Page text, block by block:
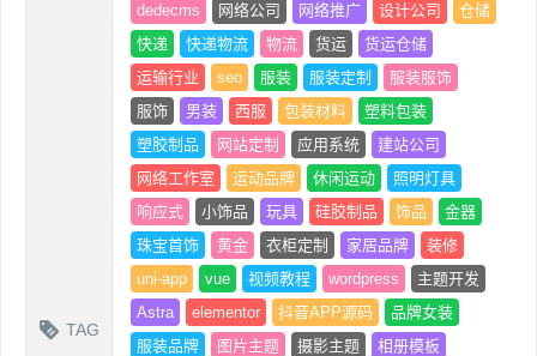
TAG
dedecms
网络公司 网络推广 设计公司
仓储
快递
快递物流 物流 货运
货运仓储
运输行业
seo 服装 服装定制
服装服饰
服饰
男装 西服 包装材料
塑料包装
塑胶制品
网站定制 应用系统
建站公司
网络工作室
运动品牌 休闲运动
照明灯具
响应式
小饰品 玩具 硅胶制品 饰品
金器
珠宝首饰
黄金 衣柜定制 家居品牌
装修
uni-app
vue 视频教程 wordpress
主题开发
Astra
elementor 抖音APP源码
品牌女装
服装品牌
图片主题 摄影主题
相册模板